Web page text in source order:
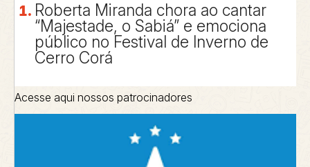
Roberta Miranda chora ao cantar
“Majestade, o Sabiá” e emociona
público no Festival de Inverno de
Cerro Corá
Acesse aqui nossos patrocinadores